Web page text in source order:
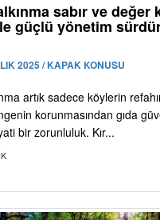
sabır ve değer
güçlü yönetim
2025 / KAPAK KONUSU
artık sadece köylerin
korunmasından gıda
bir zorunluluk. Kır...